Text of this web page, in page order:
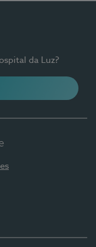
da Luz?